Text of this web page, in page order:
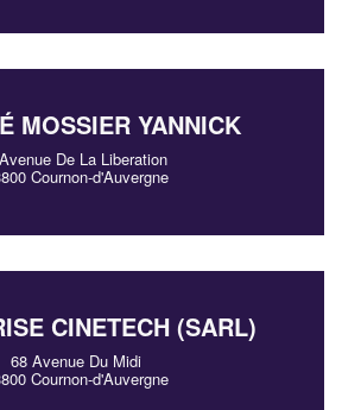
MOSSIER YANNICK
De La Liberation
Cournon-d'Auvergne
CINETECH (SARL)
68 Avenue Du Midi
Cournon-d'Auvergne